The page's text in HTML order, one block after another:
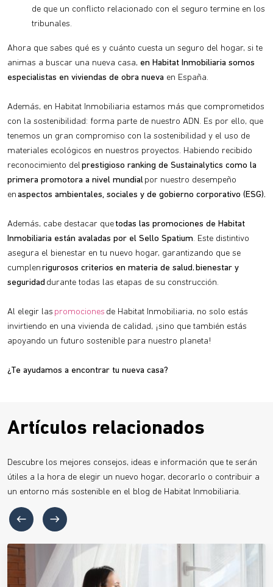
de que un conflicto relacionado con el seguro termine en los
tribunales.
Ahora que sabes qué es y cuánto cuesta un seguro del hogar, si te
animas a buscar una nueva casa, en Habitat Inmobiliaria somos
especialistas en viviendas de obra nueva en España.
Además, en Habitat Inmobiliaria estamos más que comprometidos
con la sostenibilidad: forma parte de nuestro ADN. Es por ello, que
tenemos un gran compromiso con la sostenibilidad y el uso de
materiales ecológicos en nuestros proyectos. Habiendo recibido
reconocimiento del prestigioso ranking de Sustainalytics como la
primera promotora a nivel mundial por nuestro desempeño
en aspectos ambientales, sociales y de gobierno corporativo (ESG).
Además, cabe destacar que todas las promociones de Habitat
Inmobiliaria están avaladas por el Sello Spatium. Este distintivo
asegura el bienestar en tu nuevo hogar, garantizando que se
cumplen rigurosos criterios en materia de salud , bienestar y
seguridad durante todas las etapas de su construcción.
Al elegir las promociones de Habitat Inmobiliaria, no solo estás
invirtiendo en una vivienda de calidad, ¡sino que también estás
apoyando un futuro sostenible para nuestro planeta!
¿Te ayudamos a encontrar tu nueva casa?
Artículos relacionados
Descubre los mejores consejos, ideas e información que te serán
útiles a la hora de elegir un nuevo hogar, decorarlo o contribuir a
un entorno más sostenible en el blog de Habitat Inmobiliaria.